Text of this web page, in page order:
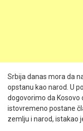
Srbija danas mora da
opstanu kao narod. U
dogovorimo da Kosovo
istovremeno postane
zemlju i narod, istakao